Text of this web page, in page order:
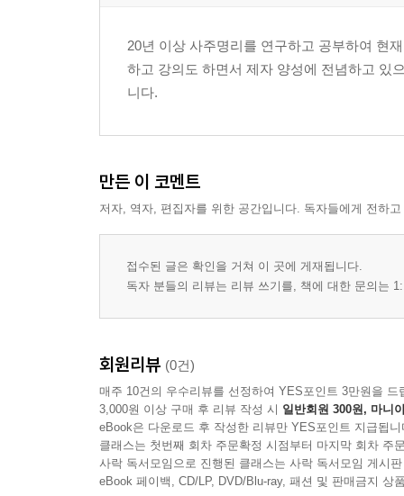
20. 지혜의 깊은 바다 임(壬), 어느 자리에 살고 있
21. 모두를 살리는 사랑스러운 단비, ‘계(癸)’
22. 모두를 살리는 사랑스러운 단비 癸, 어느 자리
26. 신비로운 생명의 씨앗 子, 어느 자리에 살고 있
27. 우직한 인내의 수호자, ‘축(丑)’
28. 우직한 인내의 수호자 丑, 어느 자리에 살고 있
29. 용맹한 새벽의 개척자, ‘인(寅)’
30. 용맹한 새벽의 개척자 寅, 어느 자리에 살고 있
33. 화려한 변신의 마법사, ‘진(辰)’
34. 화려한 변신의 마법사 辰, 어느 자리에 살고 있
35. 세상을 연결하는 만능 재주꾼, ‘사(巳)’
36. 불꽃처럼 바쁜 멀티플레이어 巳, 어느 자리에
37. 화려한 정열의 주인공, ‘오(午)’
38. 화려한 정열의 주인공 午, 어느 자리에 살고 있
20년 이상 사주명리를 연구하고 공부하여 현
하고 강의도 하면서 제자 양성에 전념하고 있
니다.
만든 이 코멘트
저자, 역자, 편집자를 위한 공간입니다. 독자들에게 전하
접수된 글은 확인을 거쳐 이 곳에 게재됩니다.
독자 분들의 리뷰는 리뷰 쓰기를, 책에 대한 문의는
회원리뷰 (0건)
매주 10건의 우수리뷰를 선정하여 YES포인트 3만원을 드
3,000원 이상 구매 후 리뷰 작성 시 일반회원 300원, 마니
eBook은 다운로드 후 작성한 리뷰만 YES포인트 지급됩니
클래스는 첫번째 회차 주문확정 시점부터 마지막 회차 주
사락 독서모임으로 진행된 클래스는 사락 독서모임 게시
eBook 페이백, CD/LP, DVD/Blu-ray, 패션 및 판매금지 상